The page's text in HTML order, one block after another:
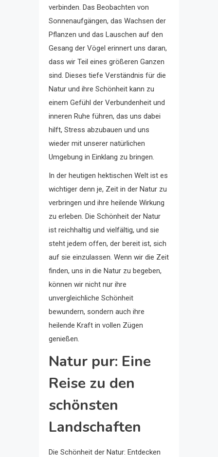
verbinden. Das Beobachten von
Sonnenaufgängen, das Wachsen der
Pflanzen und das Lauschen auf den
Gesang der Vögel erinnert uns daran,
dass wir Teil eines größeren Ganzen
sind. Dieses tiefe Verständnis für die
Natur und ihre Schönheit kann zu
einem Gefühl der Verbundenheit und
inneren Ruhe führen, das uns dabei
hilft, Stress abzubauen und uns
wieder mit unserer natürlichen
Umgebung in Einklang zu bringen.
In der heutigen hektischen Welt ist es
wichtiger denn je, Zeit in der Natur zu
verbringen und ihre heilende Wirkung
zu erleben. Die Schönheit der Natur
ist reichhaltig und vielfältig, und sie
steht jedem offen, der bereit ist, sich
auf sie einzulassen. Wenn wir die Zeit
finden, uns in die Natur zu begeben,
können wir nicht nur ihre
unvergleichliche Schönheit
bewundern, sondern auch ihre
heilende Kraft in vollen Zügen
genießen.
Natur pur: Eine
Reise zu den
schönsten
Landschaften
Die Schönheit der Natur: Entdecken